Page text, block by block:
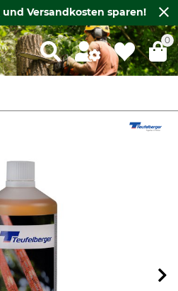
und Versandkosten sparen!
0